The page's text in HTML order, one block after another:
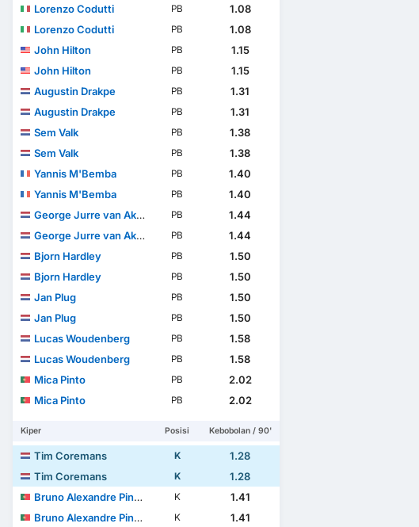
Lorenzo Codutti
PB
1.08
Lorenzo Codutti
PB
1.08
John Hilton
PB
1.15
John Hilton
PB
1.15
Augustin Drakpe
PB
1.31
Augustin Drakpe
PB
1.31
Sem Valk
PB
1.38
Sem Valk
PB
1.38
Yannis M'Bemba
PB
1.40
Yannis M'Bemba
PB
1.40
George Jurre van Aken
PB
1.44
George Jurre van Aken
PB
1.44
Bjorn Hardley
PB
1.50
Bjorn Hardley
PB
1.50
Jan Plug
PB
1.50
Jan Plug
PB
1.50
Lucas Woudenberg
PB
1.58
Lucas Woudenberg
PB
1.58
Mica Pinto
PB
2.02
Mica Pinto
PB 2.02
Kiper Posisi Kebobolan / 90'
Tim Coremans K
1.28
Tim Coremans
K
1.28
Bruno Alexandre Pinto Pereira
K
1.41
Bruno Alexandre Pinto Pereira
K 1.41